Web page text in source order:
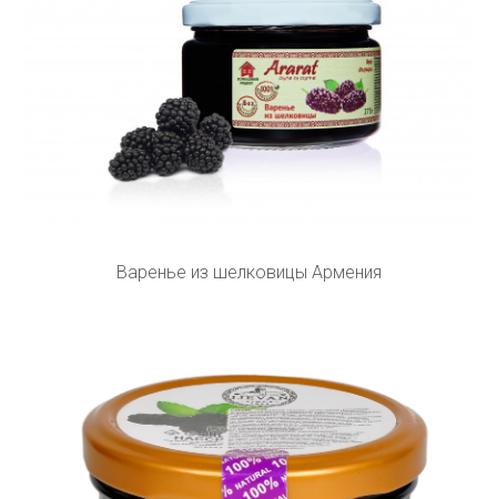
Варенье из шелковицы Армения